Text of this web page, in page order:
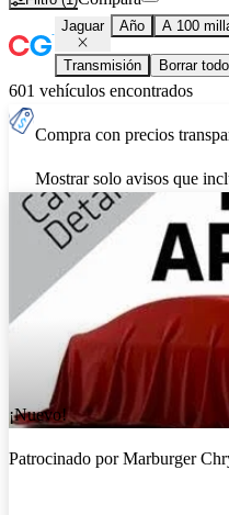
Jaguar Año A 100
Transmisión Borrar todo
601 vehículos encontrados
Compra con precios
Mostrar solo avisos que
¡Nuevo!
Patrocinado porMarburger